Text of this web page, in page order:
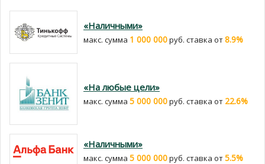
«Наличными»
макс. сумма 1 000 000руб. cтавка от8.9%
«На любые цели»
макс. сумма 5 000 000руб. cтавка от 22.6%
«Наличными»
макс. сумма 5 000 000руб. cтавка от5.5%